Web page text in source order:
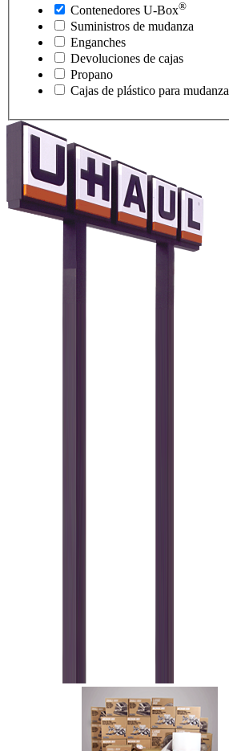
Contenedores U-Box®
Suministros de mudanza
Enganches
Devoluciones de cajas
Propano
Cajas de plástico para mudanza